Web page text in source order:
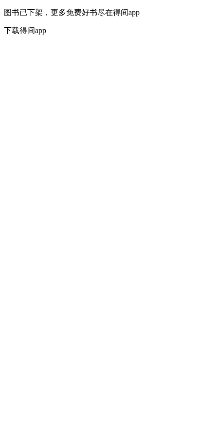
图书已下架，更多免费好书尽在得间app
下载得间app